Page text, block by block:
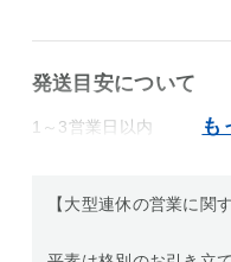
発送目安について
1～3営業日以内
【大型連休の営業に関